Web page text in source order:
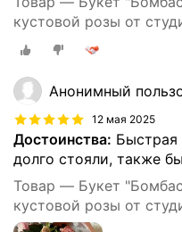
кустовой розы от
Анонимный
12 мая 2025
Достоинства: Быстрая
долго стояли, также
Товар — Букет
кустовой розы от